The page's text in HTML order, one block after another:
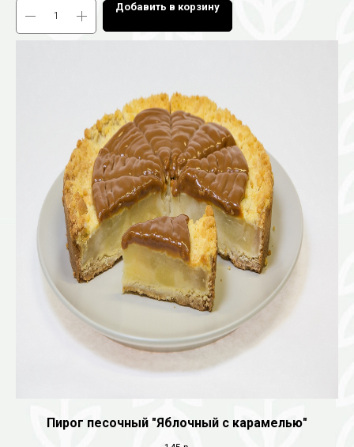
Добавить в корзину
Пирог песочный "Яблочный с карамелью"